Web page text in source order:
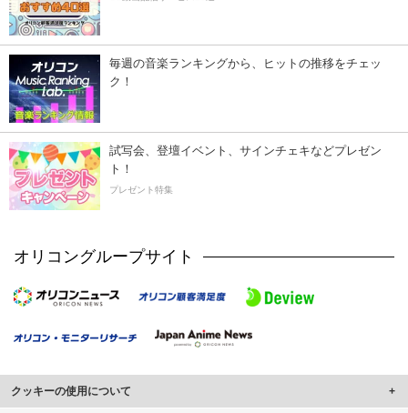
毎週の音楽ランキングから、ヒットの推移をチェッ
ク！
試写会、登壇イベント、サインチェキなどプレゼン
ト！
プレゼント特集
オリコングループサイト
クッキーの使用について